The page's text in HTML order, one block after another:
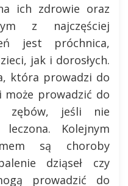
ich zdrowie oraz
z najczęściej
jest próchnica,
jak i dorosłych.
która prowadzi do
może prowadzić do
zębów, jeśli nie
Kolejnym
są choroby
dziąseł czy
prowadzić do